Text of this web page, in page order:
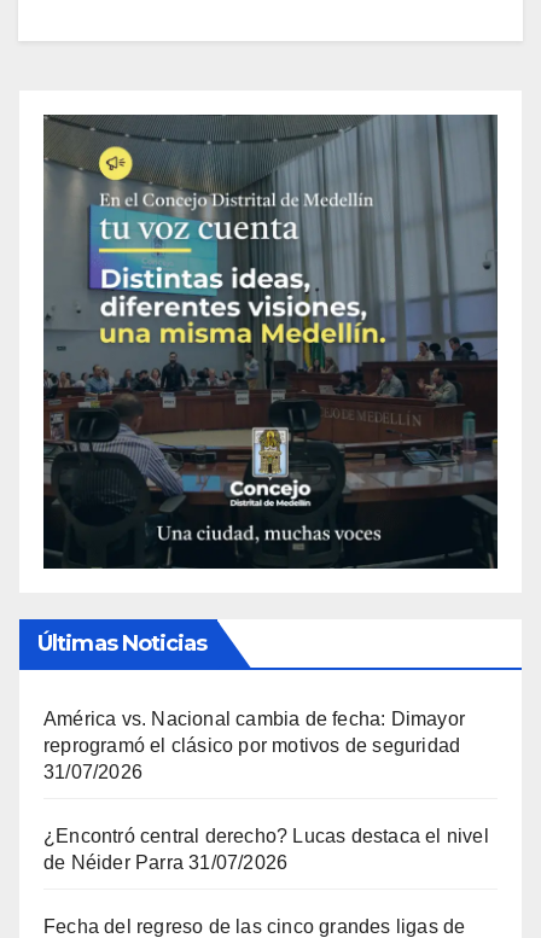
Últimas Noticias
América vs. Nacional cambia de fecha: Dimayor
reprogramó el clásico por motivos de seguridad
31/07/2026
¿Encontró central derecho? Lucas destaca el nivel
de Néider Parra 31/07/2026
Fecha del regreso de las cinco grandes ligas de